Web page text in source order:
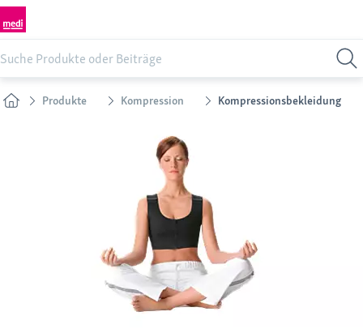
Produkte Kompression Kompressionsbekleidung